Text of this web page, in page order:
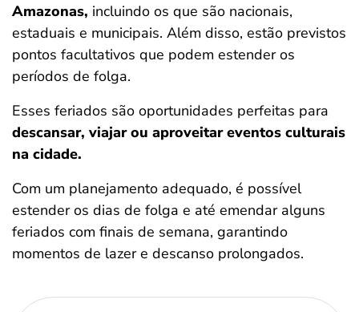
Amazonas, incluindo os que são nacionais,
estaduais e municipais. Além disso, estão previstos
pontos facultativos que podem estender os
períodos de folga.
Esses feriados são oportunidades perfeitas para
descansar, viajar ou aproveitar eventos culturais
na cidade.
Com um planejamento adequado, é possível
estender os dias de folga e até emendar alguns
feriados com finais de semana, garantindo
momentos de lazer e descanso prolongados.